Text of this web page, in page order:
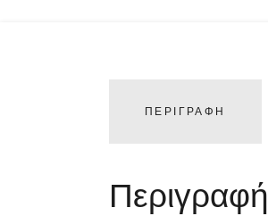
ΠΕΡΙΓΡΑΦΉ
Περιγραφή